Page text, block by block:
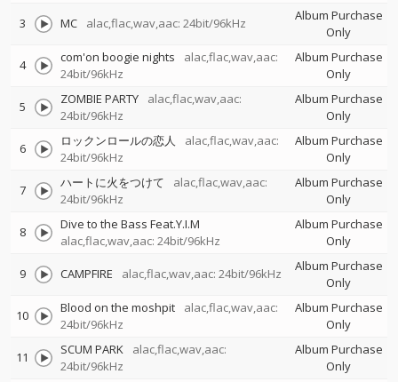
3 MC alac,flac,wav,aac: 24bit/96kHz
Album Purchase
Only
4 com'on boogie nights
alac,flac,wav,aac:
24bit/96kHz
Album Purchase
Only
5 ZOMBIE PARTY
alac,flac,wav,aac:
24bit/96kHz
Album Purchase
Only
6 ロックンロールの恋人
alac,flac,wav,aac:
24bit/96kHz
Album Purchase
Only
7 ハートに火をつけて
alac,flac,wav,aac:
24bit/96kHz
Album Purchase
Only
8
Dive to the Bass Feat.Y.I.M
alac,flac,wav,aac: 24bit/96kHz
Album Purchase
Only
9 CAMPFIRE alac,flac,wav,aac: 24bit/96kHz
Album Purchase
Only
10 Blood on the moshpit
alac,flac,wav,aac:
24bit/96kHz
Album Purchase
Only
11 SCUM PARK
alac,flac,wav,aac:
24bit/96kHz
Album Purchase
Only